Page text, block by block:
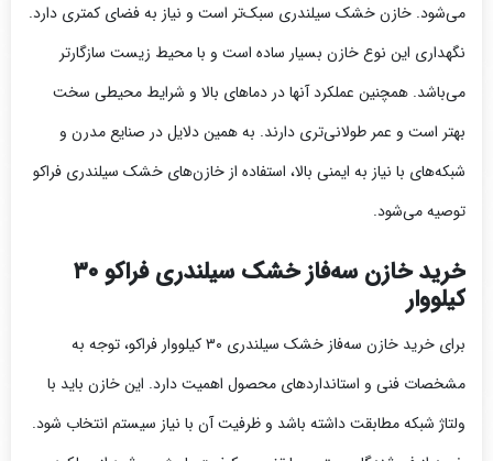
می‌شود. خازن خشک سیلندری سبک‌تر است و نیاز به فضای کمتری دارد.
نگهداری این نوع خازن بسیار ساده است و با محیط زیست سازگارتر
می‌باشد. همچنین عملکرد آنها در دماهای بالا و شرایط محیطی سخت
بهتر است و عمر طولانی‌تری دارند. به همین دلایل در صنایع مدرن و
شبکه‌های با نیاز به ایمنی بالا، استفاده از خازن‌های خشک سیلندری فراکو
توصیه می‌شود.
خرید خازن سه‌فاز خشک سیلندری فراکو ۳۰
کیلووار
برای خرید خازن سه‌فاز خشک سیلندری ۳۰ کیلووار فراکو، توجه به
مشخصات فنی و استانداردهای محصول اهمیت دارد. این خازن باید با
ولتاژ شبکه مطابقت داشته باشد و ظرفیت آن با نیاز سیستم انتخاب شود.